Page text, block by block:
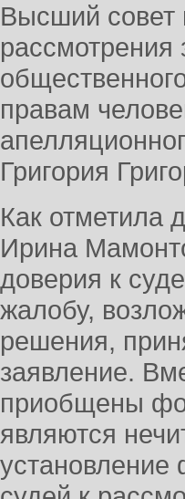
Высший совет
рассмотрения
правам
Григория
Как отметила
Ирина
доверия к
жалобу,
решения,
заявление.
приобщены
являются
установление